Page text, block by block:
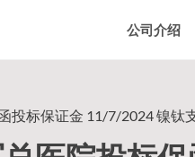
公司介绍
投标保证金 11/7/2024 镍钛